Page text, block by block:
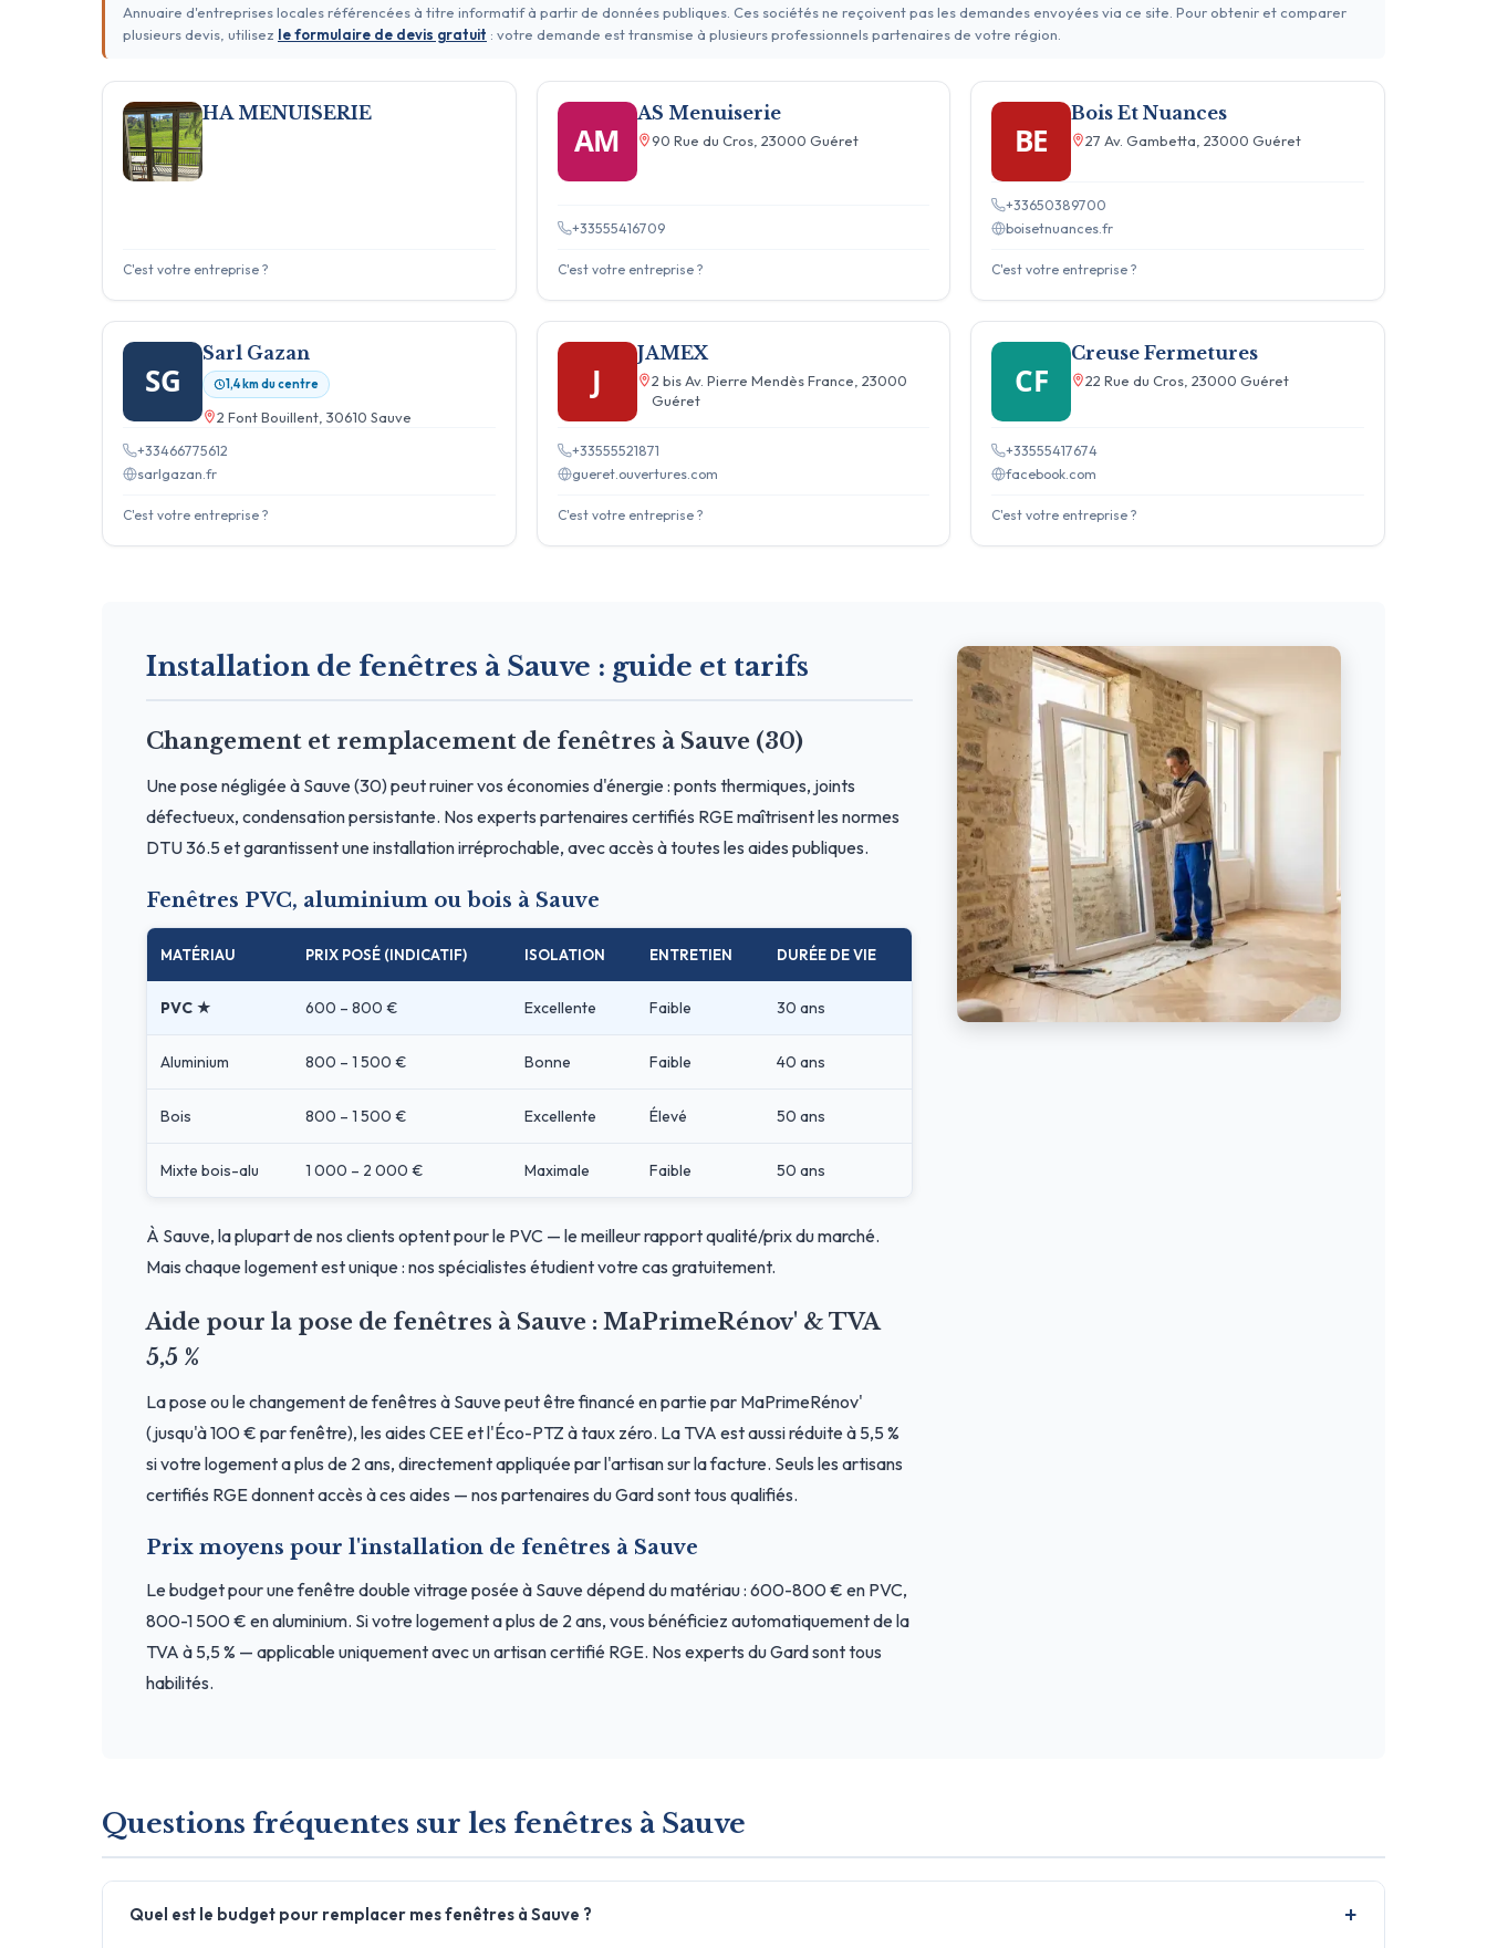
Annuaire d'entreprises locales référencées à titre informatif à partir de données publiques. Ces sociétés ne reçoivent pas les demandes envoyées via ce site. Pour obtenir et comparer
plusieurs devis, utilisez le formulaire de devis gratuit : votre demande est transmise à plusieurs professionnels partenaires de votre région.
HA MENUISERIE
C'est votre entreprise ?
AM
AS Menuiserie
90 Rue du Cros, 23000 Guéret
+33555416709
C'est votre entreprise ?
BE
Bois Et Nuances
27 Av. Gambetta, 23000 Guéret
+33650389700
boisetnuances.fr
C'est votre entreprise ?
SG
Sarl Gazan
1,4 km du centre
2 Font Bouillent, 30610 Sauve
+33466775612
sarlgazan.fr
C'est votre entreprise ?
J
JAMEX
2 bis Av. Pierre Mendès France, 23000
Guéret
+33555521871
gueret.ouvertures.com
C'est votre entreprise ?
CF
Creuse Fermetures
22 Rue du Cros, 23000 Guéret
+33555417674
facebook.com
C'est votre entreprise ?
Installation de fenêtres à Sauve : guide et tarifs
Changement et remplacement de fenêtres à Sauve (30)
Une pose négligée à Sauve (30) peut ruiner vos économies d'énergie : ponts thermiques, joints
défectueux, condensation persistante. Nos experts partenaires certifiés RGE maîtrisent les normes
DTU 36.5 et garantissent une installation irréprochable, avec accès à toutes les aides publiques.
Fenêtres PVC, aluminium ou bois à Sauve
MATÉRIAU PRIX POSÉ (INDICATIF) ISOLATION ENTRETIEN DURÉE DE VIE
PVC ★ 600 – 800 € Excellente Faible 30 ans
Aluminium 800 – 1 500 € Bonne Faible 40 ans
Bois 800 – 1 500 € Excellente Élevé 50 ans
Mixte bois-alu 1 000 – 2 000 € Maximale Faible 50 ans
À Sauve, la plupart de nos clients optent pour le PVC — le meilleur rapport qualité/prix du marché.
Mais chaque logement est unique : nos spécialistes étudient votre cas gratuitement.
Aide pour la pose de fenêtres à Sauve : MaPrimeRénov' & TVA
5,5 %
La pose ou le changement de fenêtres à Sauve peut être financé en partie par MaPrimeRénov'
(jusqu'à 100 € par fenêtre), les aides CEE et l'Éco-PTZ à taux zéro. La TVA est aussi réduite à 5,5 %
si votre logement a plus de 2 ans, directement appliquée par l'artisan sur la facture. Seuls les artisans
certifiés RGE donnent accès à ces aides — nos partenaires du Gard sont tous qualifiés.
Prix moyens pour l'installation de fenêtres à Sauve
Le budget pour une fenêtre double vitrage posée à Sauve dépend du matériau : 600-800 € en PVC,
800-1 500 € en aluminium. Si votre logement a plus de 2 ans, vous bénéficiez automatiquement de la
TVA à 5,5 % — applicable uniquement avec un artisan certifié RGE. Nos experts du Gard sont tous
habilités.
Questions fréquentes sur les fenêtres à Sauve
Quel est le budget pour remplacer mes fenêtres à Sauve ?